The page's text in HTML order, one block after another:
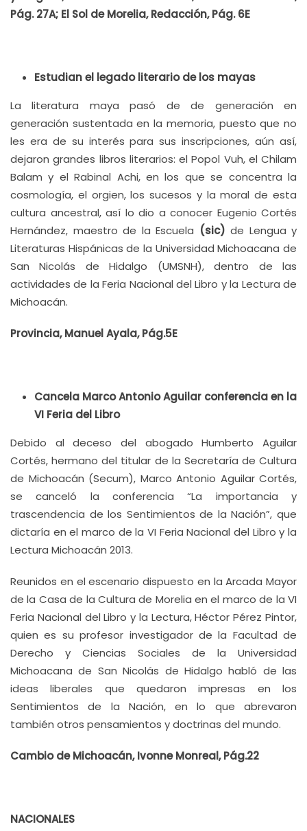
Pág. 27A; El Sol de Morelia, Redacción, Pág. 6E
Estudian el legado literario de los mayas
La literatura maya pasó de de generación en
generación sustentada en la memoria, puesto que no
les era de su interés para sus inscripciones, aún así,
dejaron grandes libros literarios: el Popol Vuh, el Chilam
Balam y el Rabinal Achi, en los que se concentra la
cosmología, el orgien, los sucesos y la moral de esta
cultura ancestral, así lo dio a conocer Eugenio Cortés
Hernández, maestro de la Escuela (sic) de Lengua y
Literaturas Hispánicas de la Universidad Michoacana de
San Nicolás de Hidalgo (UMSNH), dentro de las
actividades de la Feria Nacional del Libro y la Lectura de
Michoacán.
Provincia, Manuel Ayala, Pág.5E
Cancela Marco Antonio Aguilar conferencia en la
VI Feria del Libro
Debido al deceso del abogado Humberto Aguilar
Cortés, hermano del titular de la Secretaría de Cultura
de Michoacán (Secum), Marco Antonio Aguilar Cortés,
se canceló la conferencia “La importancia y
trascendencia de los Sentimientos de la Nación”, que
dictaría en el marco de la VI Feria Nacional del Libro y la
Lectura Michoacán 2013.
Reunidos en el escenario dispuesto en la Arcada Mayor
de la Casa de la Cultura de Morelia en el marco de la VI
Feria Nacional del Libro y la Lectura, Héctor Pérez Pintor,
quien es su profesor investigador de la Facultad de
Derecho y Ciencias Sociales de la Universidad
Michoacana de San Nicolás de Hidalgo habló de las
ideas liberales que quedaron impresas en los
Sentimientos de la Nación, en lo que abrevaron
también otros pensamientos y doctrinas del mundo.
Cambio de Michoacán, Ivonne Monreal, Pág.22
NACIONALES